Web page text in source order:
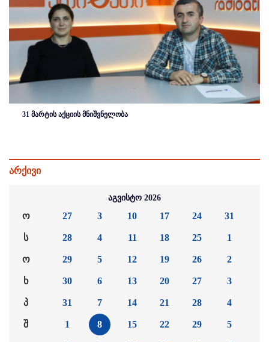
31 მარტის აქციის მნიშვნელობა
არქივი
აგვისტო 2026
ო
ს
ო
ხ
პ
შ
27
28
29
30
31
1
3
4
5
6
7
8
10
11
12
13
14
15
17
18
19
20
21
22
24
25
26
27
28
29
31
1
2
3
4
5